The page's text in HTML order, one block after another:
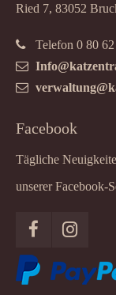
Ried 7, 83052
Telefon 0 80
Facebook
Tägliche
unserer Facebook-